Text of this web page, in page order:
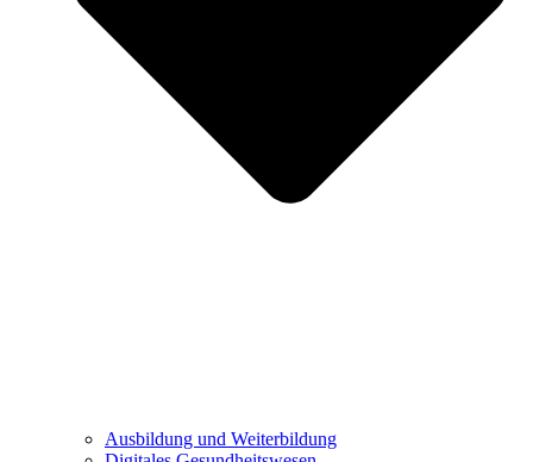
Ausbildung und Weiterbildung